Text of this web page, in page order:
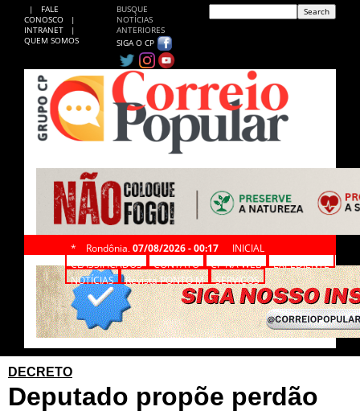
|
FALE
CONOSCO
|
INTRANET
|
QUEM SOMOS
BUSQUE
NOTÍCIAS
ANTERIORES
SIGA O CP
* Rondônia, 07/08/2026 - 00:17
INICIAL
CLASSIFICADOS
CONTATO CP NA WEB
EXPEDIENTE
NOTÍCIAS
Revista PONTO M SERVIÇOS
DECRETO
Deputado propõe perdão